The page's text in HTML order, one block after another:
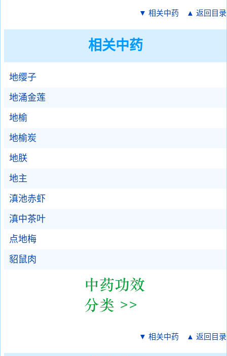
▼ 相关中药 ▲ 返回目录
相关中药
地缨子
地涌金莲
地榆
地榆炭
地朕
地主
滇池赤虾
滇中茶叶
点地梅
貂鼠肉
▼ 相关中药 ▲ 返回目录